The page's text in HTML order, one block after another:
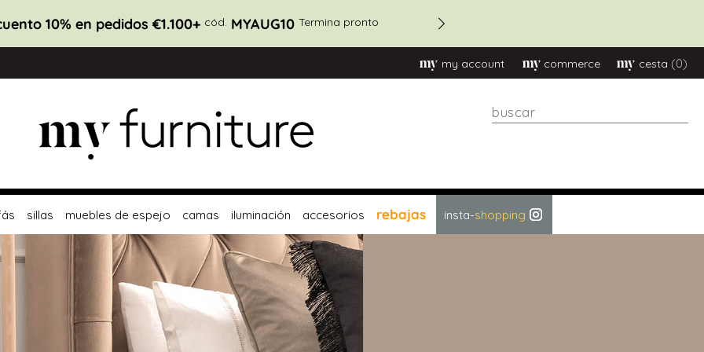
10% en pedidos €1.100+ cód. MYAUG10 Termina pronto
my account commerce cesta (0)
Buscar
sillas muebles de espejo camas iluminación accesorios rebajas insta-shopping